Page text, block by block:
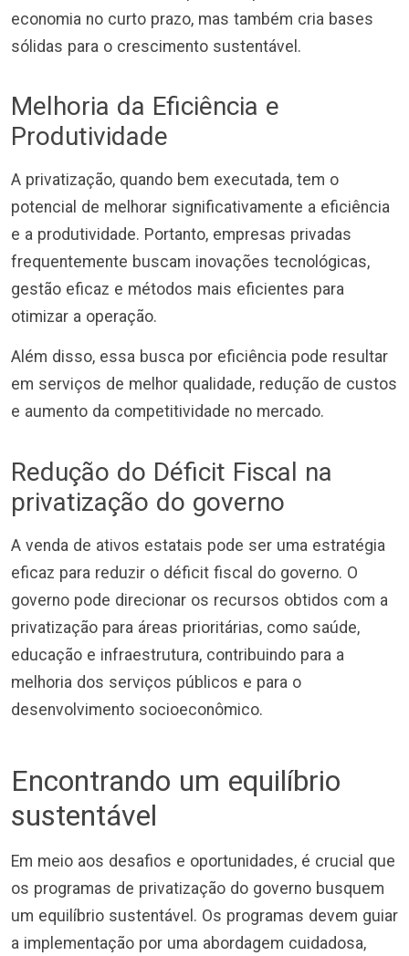
economia no curto prazo, mas também cria bases
sólidas para o crescimento sustentável.
Melhoria da Eficiência e
Produtividade
A privatização, quando bem executada, tem o
potencial de melhorar significativamente a eficiência
e a produtividade. Portanto, empresas privadas
frequentemente buscam inovações tecnológicas,
gestão eficaz e métodos mais eficientes para
otimizar a operação.
Além disso, essa busca por eficiência pode resultar
em serviços de melhor qualidade, redução de custos
e aumento da competitividade no mercado.
Redução do Déficit Fiscal na
privatização do governo
A venda de ativos estatais pode ser uma estratégia
eficaz para reduzir o déficit fiscal do governo. O
governo pode direcionar os recursos obtidos com a
privatização para áreas prioritárias, como saúde,
educação e infraestrutura, contribuindo para a
melhoria dos serviços públicos e para o
desenvolvimento socioeconômico.
Encontrando um equilíbrio
sustentável
Em meio aos desafios e oportunidades, é crucial que
os programas de privatização do governo busquem
um equilíbrio sustentável. Os programas devem guiar
a implementação por uma abordagem cuidadosa,